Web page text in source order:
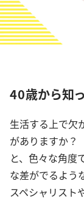
40歳から知
生活する上で欠
がありますか
と、色々な角度
な差がでるよう
スペシャリスト